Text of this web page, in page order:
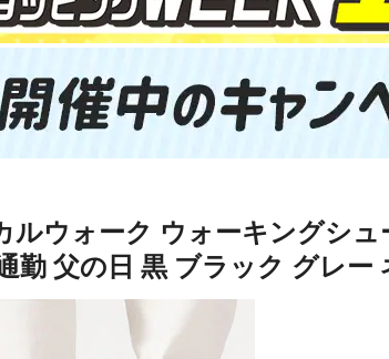
ルウォーク ウォーキングシ
勤 父の日 黒 ブラック グレー